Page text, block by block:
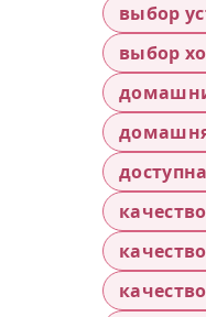
выбор
выбор